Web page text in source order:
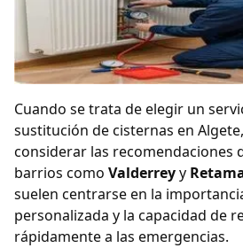
Cuando se trata de elegir un
sustitución de cisternas en
considerar las recomendaciones
barrios como Valderreyy
suelen centrarse en la
personalizada y la capacidad de
rápidamente a las emergencias.